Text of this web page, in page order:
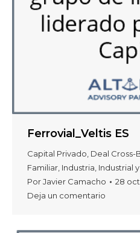
Ferrovial_Veltis ES
Capital Privado Deal Cross-
Familiar Industria Industrial
PorJavier Camacho
28
Deja un comentario